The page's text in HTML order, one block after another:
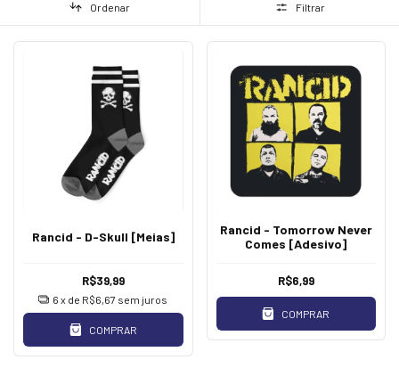
Ordenar Filtrar
Rancid - D-Skull [Meias]
R$39,99
6 x de R$6,67 sem juros
COMPRAR
Rancid - Tomorrow Never
Comes [Adesivo]
R$6,99
COMPRAR